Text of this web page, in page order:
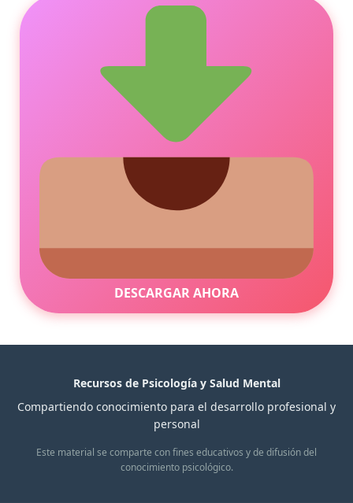
DESCARGAR AHORA
Recursos de Psicología y Salud Mental
Compartiendo conocimiento para el desarrollo profesional y
personal
Este material se comparte con fines educativos y de difusión del
conocimiento psicológico.